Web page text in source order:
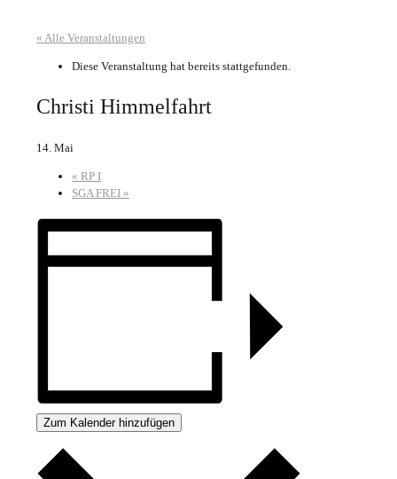
« Alle Veranstaltungen
Diese Veranstaltung hat bereits stattgefunden.
Christi Himmelfahrt
14. Mai
« RP I
SGA FREI »
Zum Kalender hinzufügen